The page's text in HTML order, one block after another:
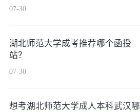
07-30
湖北师范大学成考推荐哪个函授
站？
07-30
想考湖北师范大学成人本科武汉哪